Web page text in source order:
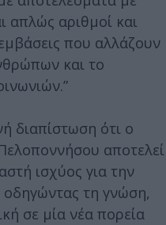
απλώς αριθμοί και
που αλλάζουν
και το
διαπίστωση ότι ο
αποτελεί
ισχύος για την
τη γνώση,
σε μία νέα πορεία